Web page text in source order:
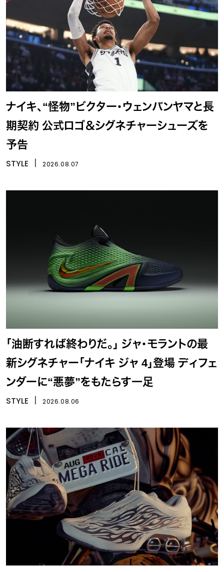
ナイキ、“怪物”ビクター・ウェンバンヤマと長
期契約 公式ロゴ＆シグネチャーシューズを
予告
STYLE 2026.08.07
「油断すれば終わりだ。」 ジャ・モラントの最
新シグネチャー「ナイキ ジャ 4」登場 ディフェ
ンダーに“悪夢”をもたらす一足
STYLE 2026.08.06